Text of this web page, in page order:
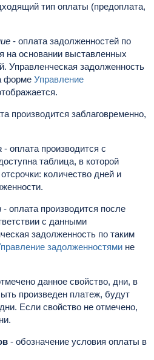
тип оплаты (предоплата,
- оплата задолженностей по
на основании выставленных
Управленческая задолженность
форме Управление
производится заблаговременно,
- оплата производится с
таблица, в которой
количество дней и
- оплата производится после
с данными
задолженность по таким
задолженностями не
данное свойство, дни, в
произведен платеж, будут
Если свойство не отмечено,
- обозначение условия оплаты в